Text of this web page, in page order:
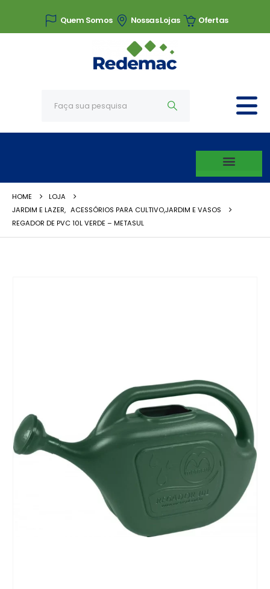
Quem Somos Nossas Lojas Ofertas
HOME
LOJA
JARDIM E LAZER, ACESSÓRIOS PARA CULTIVO,JARDIM E VASOS
REGADOR DE PVC 10L VERDE – METASUL